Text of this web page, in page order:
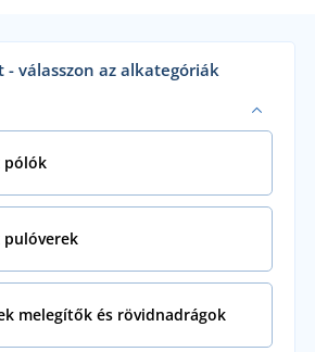
- válasszon az alkategóriák
pólók
pulóverek
melegítők és rövidnadrágok